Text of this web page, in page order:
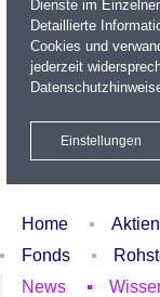
Name / WKN / ISIN /
Xetra Realtime
Home Aktien
Fonds
News
Dienste im
Detaillierte
Cookies und
jederzeit
Einstellungen